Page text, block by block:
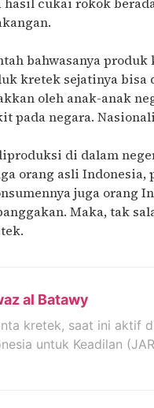
bahwasanya
kretek sejatinya
oleh anak-anak
pada negara.
di dalam
orang asli Indonesia,
juga orang
Maka, tak
al Batawy
kretek, saat ini aktif
untuk Keadilan